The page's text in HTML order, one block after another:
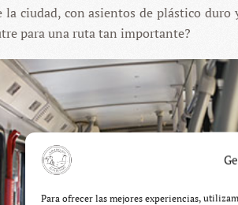
Para ofrecer las mejores experiencias,
la ciudad, con asientos de plástico
para una ruta tan importante?